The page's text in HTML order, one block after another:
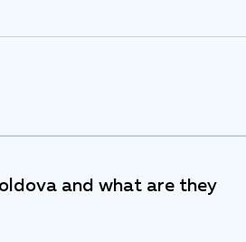
and what are they